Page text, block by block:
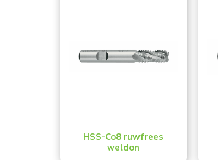
HSS-Co8 ruwfrees
weldon